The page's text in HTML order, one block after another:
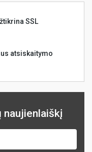
SSL
atsiskaitymo
naujienlaiškį